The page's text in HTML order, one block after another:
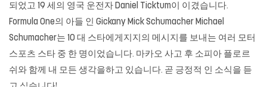
되었고 19 세의 영국 운전자 Daniel Ticktum이 이겼습니다.
Formula One의 아들 인 Gickany Mick Schumacher Michael
Schumacher는 10 대 스타에게지지의 메시지를 보내는 여러 모터
스포츠 스타 중 한 명이었습니다. 마카오 사고 후 소피아 플로르
쉬와 함께 내 모든 생각을하고 있습니다. 곧 긍정적 인 소식을 듣